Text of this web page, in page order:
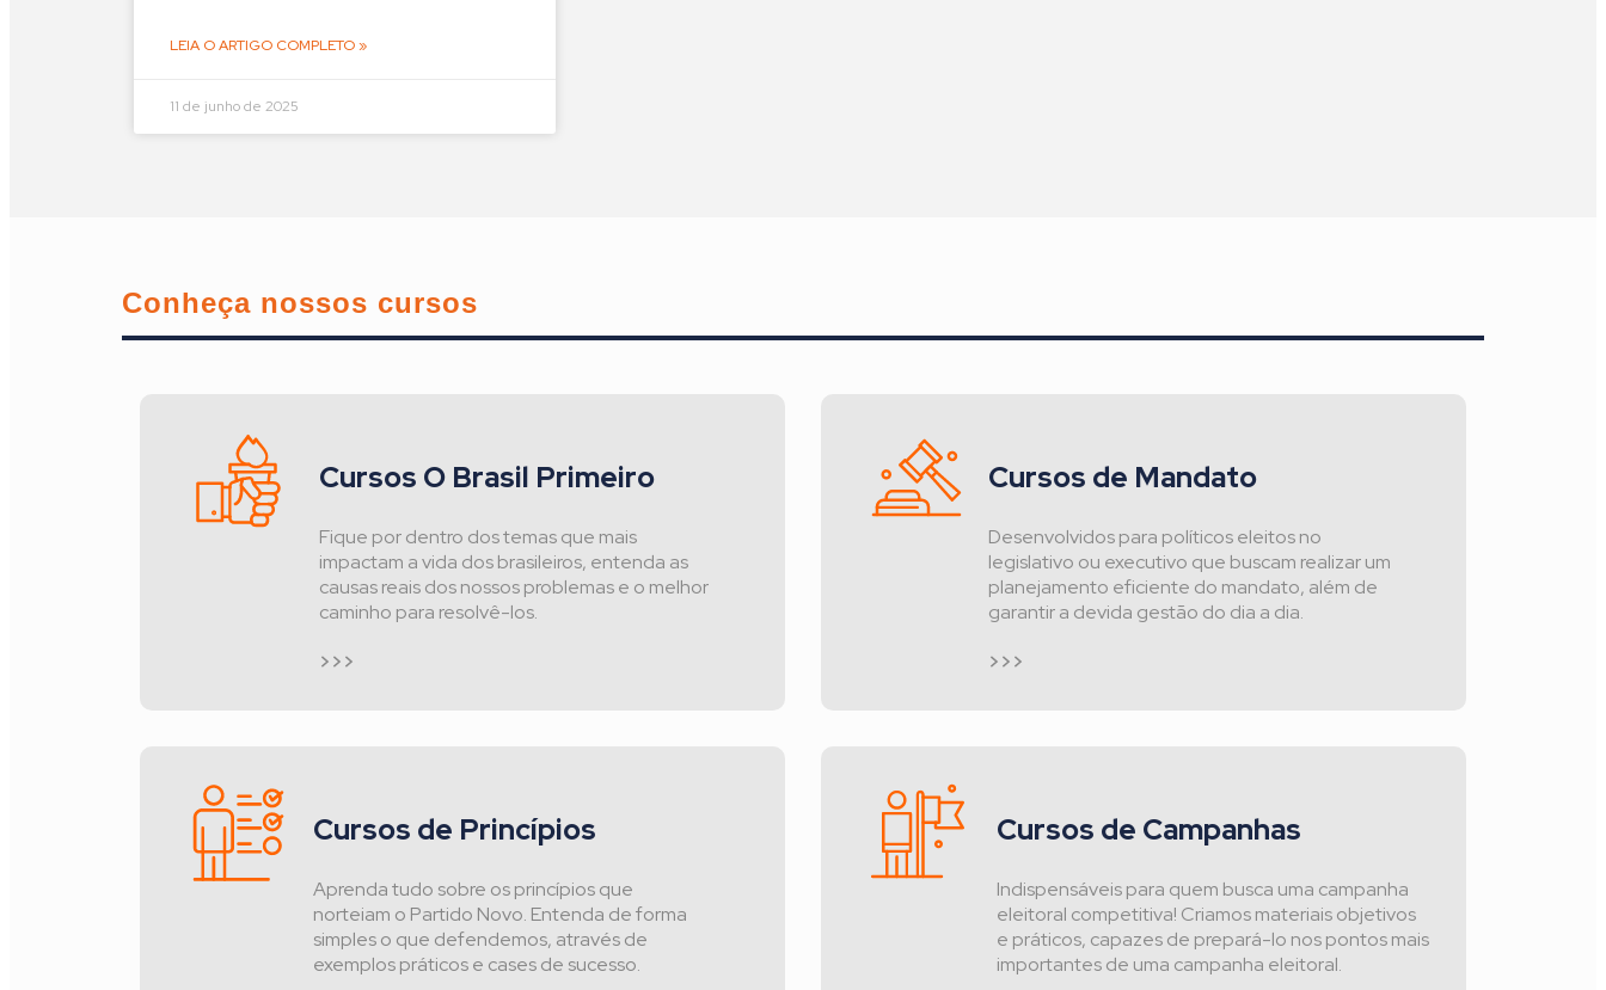
LEIA O ARTIGO COMPLETO »
11 de junho de 2025
Conheça nossos cursos
Cursos O Brasil Primeiro
Fique por dentro dos temas que mais
impactam a vida dos brasileiros, entenda as
causas reais dos nossos problemas e o melhor
caminho para resolvê-los.
>>>
Cursos de Mandato
Desenvolvidos para políticos eleitos no
legislativo ou executivo que buscam realizar um
planejamento eficiente do mandato, além de
garantir a devida gestão do dia a dia.
>>>
Cursos de Princípios
Aprenda tudo sobre os princípios que
norteiam o Partido Novo. Entenda de forma
simples o que defendemos, através de
exemplos práticos e cases de sucesso.
Cursos de Campanhas
Indispensáveis para quem busca uma campanha
eleitoral competitiva! Criamos materiais objetivos
e práticos, capazes de prepará-lo nos pontos mais
importantes de uma campanha eleitoral.